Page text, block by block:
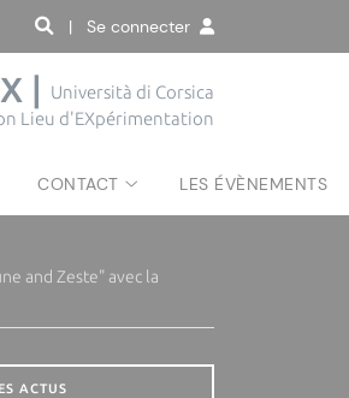
| Se connecter
|
Università di Corsica
Lieu d'EXpérimentation
CONTACT LES ÉVÈNEMENTS
and Zeste" avec la
ACTUS